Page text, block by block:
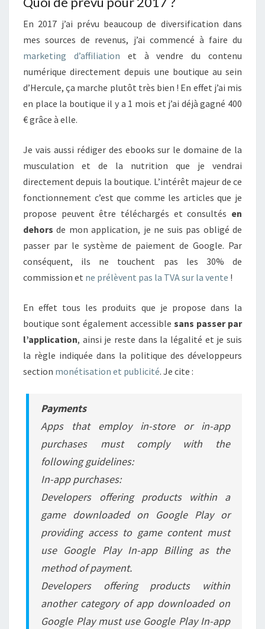
En 2017 j’ai prévu beaucoup de diversification dans
mes sources de revenus, j’ai commencé à faire du
marketing d’affiliation et à vendre du contenu
numérique directement depuis une boutique au sein
d’Hercule, ça marche plutôt très bien ! En effet j’ai mis
en place la boutique il y a 1 mois et j’ai déjà gagné 400
€ grâce à elle.
Je vais aussi rédiger des ebooks sur le domaine de la
musculation et de la nutrition que je vendrai
directement depuis la boutique. L’intérêt majeur de ce
fonctionnement c’est que comme les articles que je
propose peuvent être téléchargés et consultés en
dehors de mon application, je ne suis pas obligé de
passer par le système de paiement de Google. Par
conséquent, ils ne touchent pas les 30% de
commission et ne prélèvent pas la TVA sur la vente !
En effet tous les produits que je propose dans la
boutique sont également accessible sans passer par
l’application, ainsi je reste dans la légalité et je suis
la règle indiquée dans la politique des développeurs
section monétisation et publicité. Je cite :
Payments
Apps that employ in-store or in-app
purchases must comply with the
following guidelines:
In-app purchases:
Developers offering products within a
game downloaded on Google Play or
providing access to game content must
use Google Play In-app Billing as the
method of payment.
Developers offering products within
another category of app downloaded on
Google Play must use Google Play In-app